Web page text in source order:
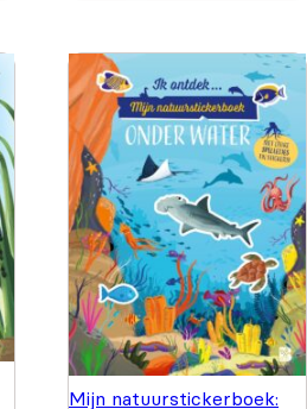
Mijn natuurstickerboek: